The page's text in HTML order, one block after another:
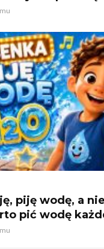
piję wodę, a
pić wodę